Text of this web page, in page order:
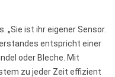
„Sie ist ihr eigener Sensor.
entspricht einer
oder Bleche. Mit
zu jeder Zeit effizient